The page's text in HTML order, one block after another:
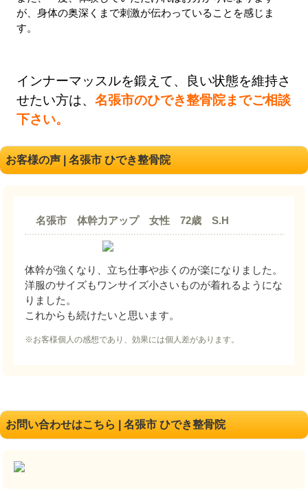
が、身体の奥深くまで刺激が伝わっていることを感じま
す。
インナーマッスルを鍛えて、良い状態を維持さ
せたい方は、 名張市のひでき整骨院までご相談
下さい。
お客様の声 | 名張市 ひでき整骨院
名張市 体幹力アップ 女性 72歳 S.H
体幹が強くなり、立ち仕事や歩くのが楽になりました。
洋服のサイズもワンサイズ小さいものが着れるようにな
りました。
これからも続けたいと思います。
※お客様個人の感想であり、効果には個人差があります。
お問い合わせはこちら | 名張市 ひでき整骨院